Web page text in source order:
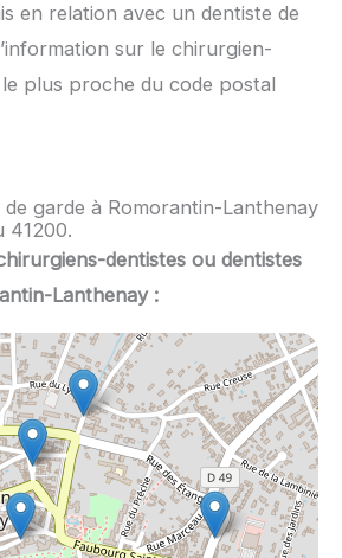
en relation avec un dentiste de
sur le chirurgien-
plus proche du code postal
de garde à Romorantin-Lanthenay
41200.
dentistes ou dentistes
Lanthenay :